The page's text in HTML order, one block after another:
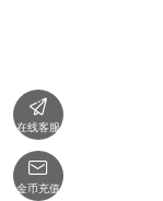

在线客服

金币充值